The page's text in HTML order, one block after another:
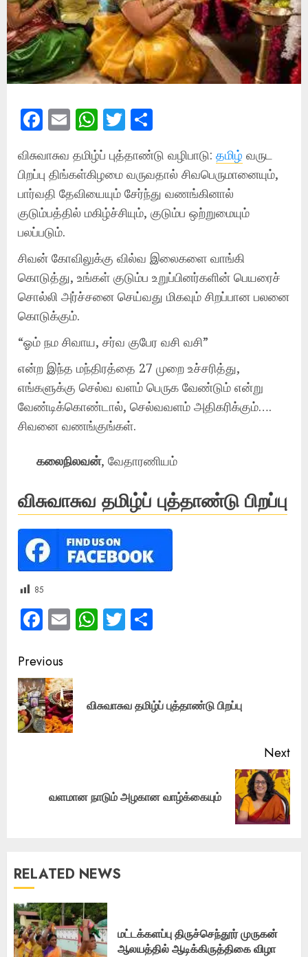
Facebook
EmailWhatsApp
Twitter
விசுவாசுவ தமிழ்ப் புத்தாண்டு வழிபாடு: தமிழ் வருட
பிறப்பு திங்கள்கிழமை வருவதால் சிவபெருமானையும்,
பார்வதி தேவியையும் சேர்ந்து வணங்கினால்
குடும்பத்தில் மகிழ்ச்சியும், குடும்ப ஒற்றுமையும்
பலப்படும்.
சிவன் கோவிலுக்கு வில்வ இலைகளை வாங்கி
கொடுத்து, உங்கள் குடும்ப உறுப்பினர்களின் பெயரைச்
சொல்லி அர்ச்சனை செய்வது மிகவும் சிறப்பான பலனை
கொடுக்கும்.
“ஓம் நம சிவாய, சர்வ குபேர வசி வசி”
என்ற இந்த மந்திரத்தை 27 முறை உச்சரித்து,
எங்களுக்கு செல்வ வளம் பெருக வேண்டும் என்று
வேண்டிக்கொண்டால், செல்வவளம் அதிகரிக்கும்….
சிவனை வணங்குங்கள்.
கலைநிலவன், வேதாரணியம்
விசுவாசுவ தமிழ்ப் புத்தாண்டு பிறப்பு
85
Facebook
EmailWhatsApp
Twitter
Post
navigation
Previous
விசுவாசுவ தமிழ்ப் புத்தாண்டு பிறப்பு
Next
வளமான நாடும் அழகான வாழ்க்கையும்
RELATED NEWS
மட்டக்களப்பு திருச்செந்தூர் முருகன்
ஆலயத்தில் ஆடிக்கிருத்திகை விழா